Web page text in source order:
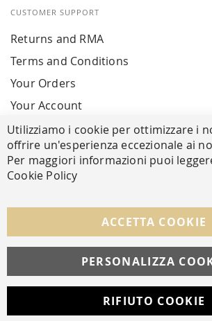
CUSTOMER SUPPORT
Returns and RMA
Terms and Conditions
Your Orders
Your Account
SECURE PAYMENTS
FOLLOW US ON SOCIAL
Utilizziamo i cookie per ottimizzare i
offrire un'esperienza eccezionale ai
Per maggiori informazioni puoi
Cookie Policy
ACCETTA COOKIE
PERSONALIZZA
RIFIUTO COOKIE